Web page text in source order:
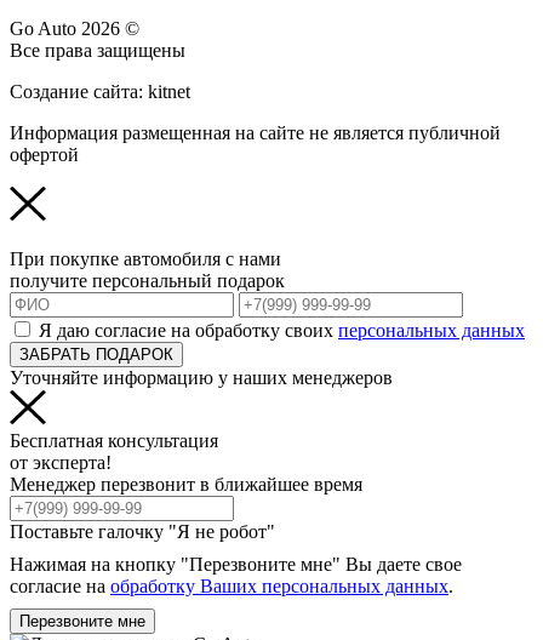
Go Auto 2026 ©
Все права защищены
Создание сайта: kitnet
Информация размещенная на сайте не является публичной
офертой
При покупке автомобиля с нами
получите персональный подарок
Я даю согласие на обработку своих персональных данных
ЗАБРАТЬ ПОДАРОК
Уточняйте информацию у наших менеджеров
Бесплатная консультация
от эксперта!
Менеджер перезвонит в ближайшее время
Поставьте галочку "Я не робот"
Нажимая на кнопку "Перезвоните мне" Вы даете свое
согласие на обработку Ваших персональных данных.
Перезвоните мне